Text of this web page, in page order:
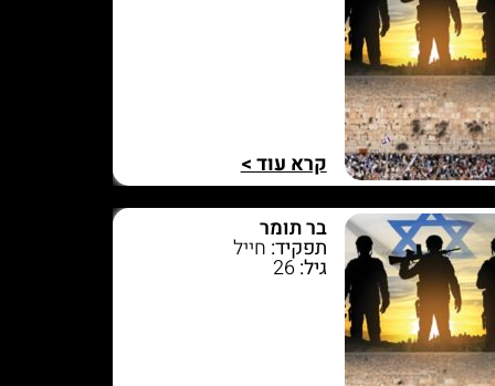
קרא עוד >
בר תומר
תפקיד: חייל
גיל:26